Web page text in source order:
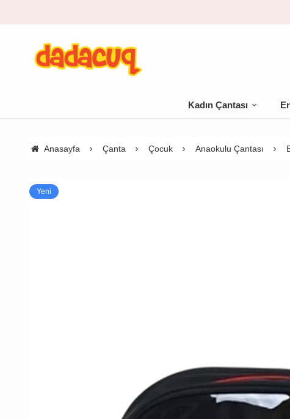
Kadın Çantası
Anasayfa Çanta Çocuk Anaokulu Çantası
Yeni